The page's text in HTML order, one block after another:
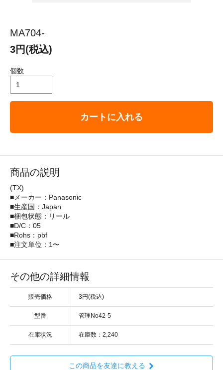
MA704-
3円(税込)
個数
カートに入れる
商品の説明
(TX)
■メーカー：Panasonic
■生産国：Japan
■梱包状態：リール
■D/C：05
■Rohs：pbf
■注文単位：1〜
その他の詳細情報
販売価格 3円(税込)
型番 管理No42-5
在庫状況 在庫数：2,240
この商品を友達に教える